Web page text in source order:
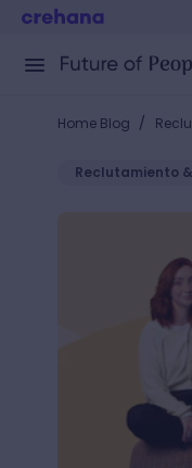
Home Blog /
Reclutamiento
¿Cómo